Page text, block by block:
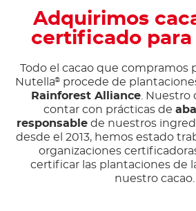
Adquirimos
certificado para
Todo el cacao que compramos
Nutella® procede de
Rainforest Alliance. Nuestro
contar con prácticas de
responsablede nuestros
desde el 2013, hemos estado
organizaciones
certificar las plantaciones de
nuestro cacao.